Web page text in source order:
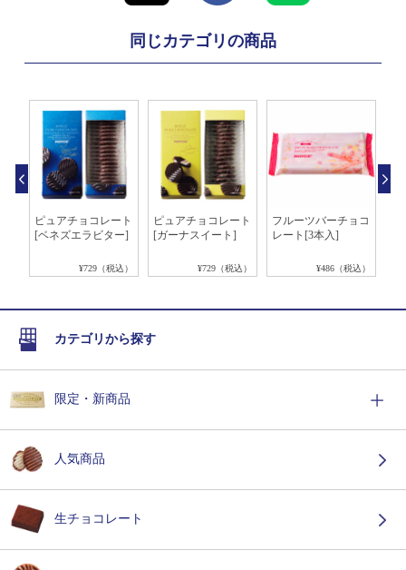
同じカテゴリの商品
ピュアチョコレート
[ベネズエラビター]
¥729（税込）
ピュアチョコレート
[ガーナスイート]
¥729（税込）
フルーツバーチョコ
レート[3本入]
¥486（税込）
カテゴリから探す
限定・新商品
人気商品
生チョコレート